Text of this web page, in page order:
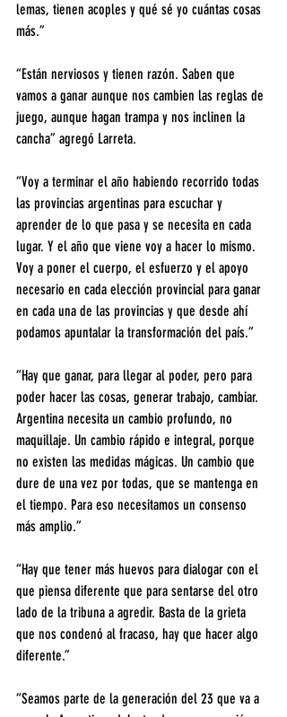
lemas, tienen acoples y qué sé yo cuántas cosas
más.”
“Están nerviosos y tienen razón. Saben que
vamos a ganar aunque nos cambien las reglas de
juego, aunque hagan trampa y nos inclinen la
cancha” agregó Larreta.
“Voy a terminar el año habiendo recorrido todas
las provincias argentinas para escuchar y
aprender de lo que pasa y se necesita en cada
lugar. Y el año que viene voy a hacer lo mismo.
Voy a poner el cuerpo, el esfuerzo y el apoyo
necesario en cada elección provincial para ganar
en cada una de las provincias y que desde ahí
podamos apuntalar la transformación del país.”
“Hay que ganar, para llegar al poder, pero para
poder hacer las cosas, generar trabajo, cambiar.
Argentina necesita un cambio profundo, no
maquillaje. Un cambio rápido e integral, porque
no existen las medidas mágicas. Un cambio que
dure de una vez por todas, que se mantenga en
el tiempo. Para eso necesitamos un consenso
más amplio.”
“Hay que tener más huevos para dialogar con el
que piensa diferente que para sentarse del otro
lado de la tribuna a agredir. Basta de la grieta
que nos condenó al fracaso, hay que hacer algo
diferente.”
“Seamos parte de la generación del 23 que va a